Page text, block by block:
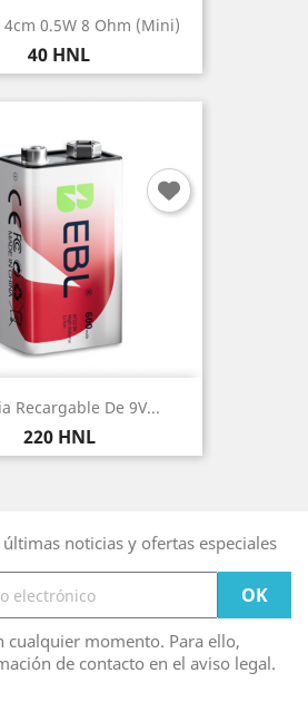
4cm 0.5W 8 Ohm (mini)
Precio
40 HNL
Recargable De 9V...
Precio
220 HNL
noticias y ofertas especiales
cualquier momento. Para ello,
de contacto en el aviso legal.